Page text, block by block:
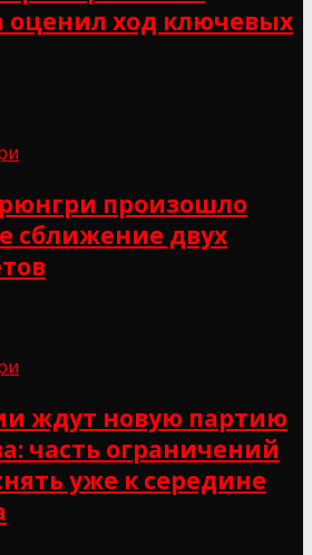
оценил ход ключевых
произошло
сближение двух
ждут новую партию
часть ограничений
уже к середине